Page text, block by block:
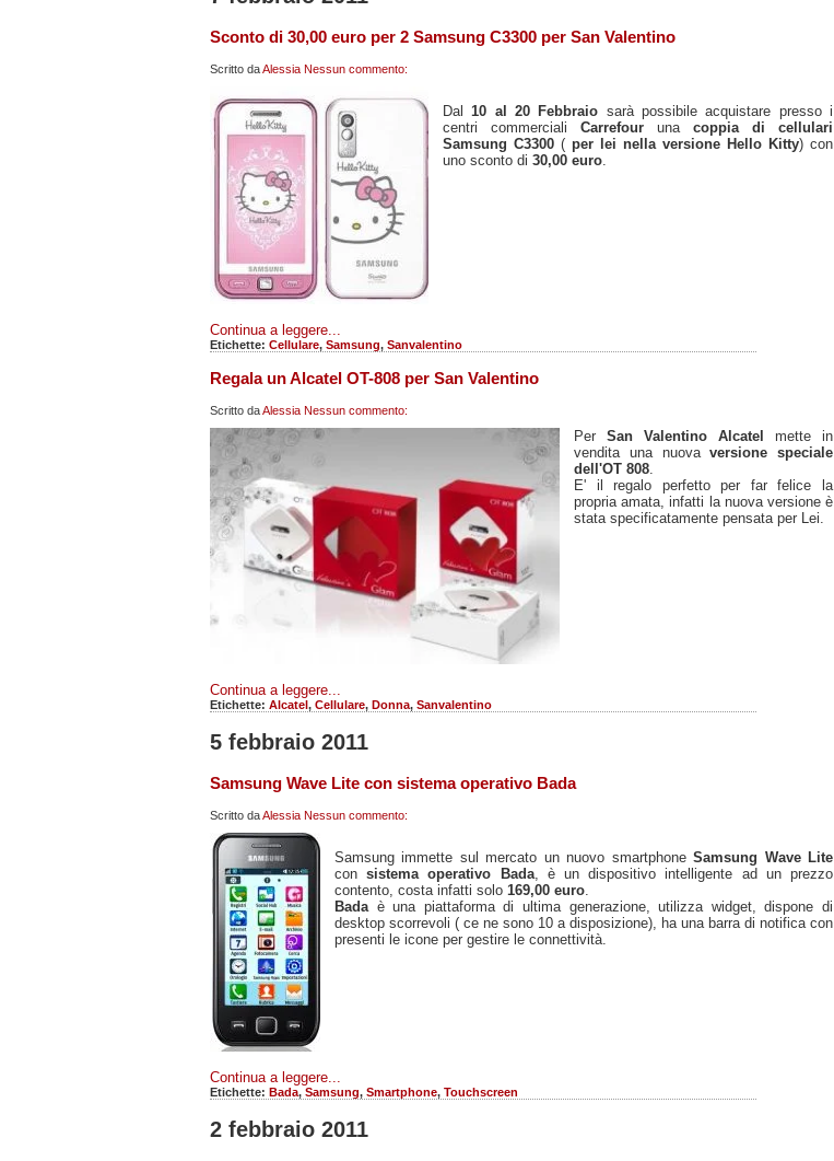
Sconto di 30,00 euro per 2 Samsung C3300 per San Valentino
Scritto daAlessia Nessun commento:
Dal 10 al 20 Febbraio sarà possibile acquistare presso i
centri commerciali Carrefour una coppia di cellulari
Samsung C3300 ( per lei nella versione Hello Kitty) con
uno sconto di 30,00 euro
Continua a leggere...
Etichette: Cellulare, Samsung, Sanvalentino
Regala un Alcatel OT-808 per San Valentino
Scritto daAlessia Nessun commento:
Per San Valentino Alcatel mette in
vendita una nuovaversione speciale
dell'OT 808.
E' il regalo perfetto per far felice la
propria amata, infatti la nuova versione è
stata specificatamente pensata per Lei.
Continua a leggere...
Etichette: Alcatel , Cellulare, Donna, Sanvalentino
5 febbraio 2011
Samsung Wave Lite con sistema operativo Bada
Scritto daAlessia Nessun commento:
Samsung immette sul mercato un nuovo smartphoneSamsung Wave Lite
consistema operativo Bada, è un dispositivo intelligente ad un prezzo
contento, costa infatti solo 169,00 euro
Bada è una piattaforma di ultima generazione, utilizza widget, dispone di
desktop scorrevoli ( ce ne sono 10 a disposizione), ha una barra di notifica con
presenti le icone per gestire le connettività.
Continua a leggere...
Etichette: Bada, Samsung, Smartphone, Touchscreen
2 febbraio 2011